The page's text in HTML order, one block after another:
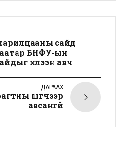
сайд
БНФУ-ын
хүлээн авч
ДАРААХ
шүүгчээр
авсангүй